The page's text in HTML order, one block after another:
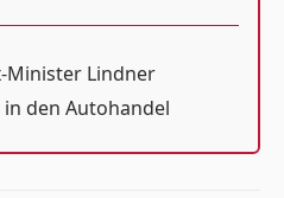
Minister Lindner
den Autohandel